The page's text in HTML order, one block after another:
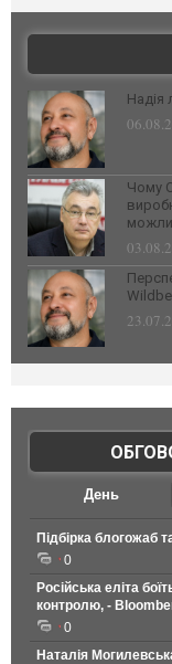
Надія
Чому
День
Підбірка блогожаб
0
Російська еліта
контролю, -
0
Наталія